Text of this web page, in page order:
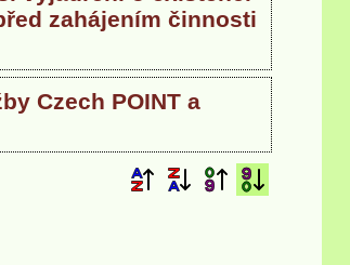
zahájením činnosti
Czech POINT a